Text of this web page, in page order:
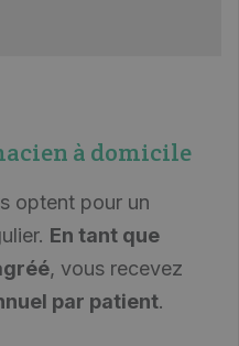
à domicile
optent pour un
En tant que
, vous recevez
par patient.